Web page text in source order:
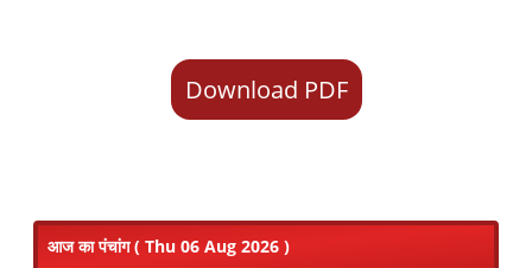
Download PDF
आज का पंचांग ( Thu 06 Aug 2026 )